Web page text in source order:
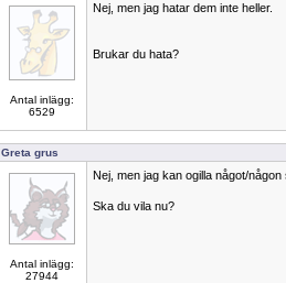
Antal inlägg:
6529
Nej, men jag hatar dem inte heller.
Brukar du hata?
Greta grus
Antal inlägg:
27944
Nej, men jag kan ogilla något/någon
Ska du vila nu?